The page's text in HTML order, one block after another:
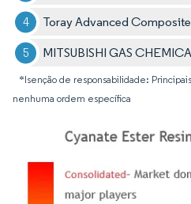
Toray Advanced
MITSUBISHI GAS
*Isenção de responsabilidade:
nenhuma ordem específica